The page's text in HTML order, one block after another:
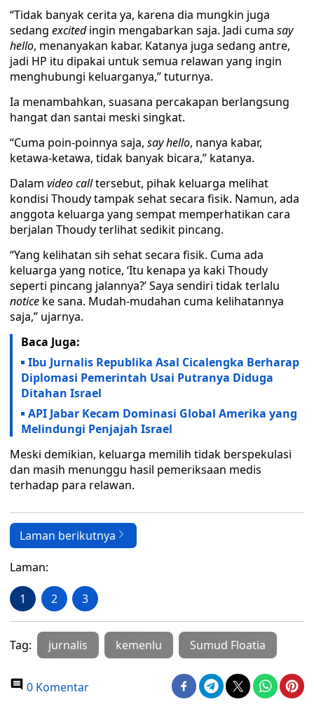
“Tidak banyak cerita ya, karena dia mungkin juga
sedang excitedingin mengabarkan saja. Jadi cuma say
hello, menanyakan kabar. Katanya juga sedang antre,
jadi HP itu dipakai untuk semua relawan yang ingin
menghubungi keluarganya,” tuturnya.
Ia menambahkan, suasana percakapan berlangsung
hangat dan santai meski singkat.
“Cuma poin-poinnya saja, say hello, nanya kabar,
ketawa-ketawa, tidak banyak bicara,” katanya.
Dalam video calltersebut, pihak keluarga melihat
kondisi Thoudy tampak sehat secara fisik. Namun, ada
anggota keluarga yang sempat memperhatikan cara
berjalan Thoudy terlihat sedikit pincang.
“Yang kelihatan sih sehat secara fisik. Cuma ada
keluarga yang notice, ‘Itu kenapa ya kaki Thoudy
seperti pincang jalannya?’ Saya sendiri tidak terlalu
notice ke sana. Mudah-mudahan cuma kelihatannya
saja,” ujarnya.
Baca Juga:
Ibu Jurnalis Republika Asal Cicalengka Berharap
Diplomasi Pemerintah Usai Putranya Diduga
Ditahan Israel
API Jabar Kecam Dominasi Global Amerika yang
Melindungi Penjajah Israel
Meski demikian, keluarga memilih tidak berspekulasi
dan masih menunggu hasil pemeriksaan medis
terhadap para relawan.
Laman berikutnya
Laman:
1 2 3
Tag: jurnalis kemenlu Sumud Floatia
0 Komentar